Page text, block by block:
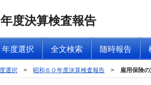
度決算検査報告
年度選択 全文検索 随時報告
選択 > 昭和６０年度決算検査報告 > 雇用保険